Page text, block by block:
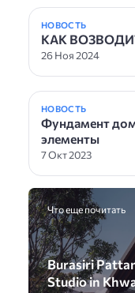
НОВОСТЬ
КАК
26 Ноя 2024
НОВОСТЬ
Фундамент
элементы
7 Окт 2023
Что еще почитать
Burasiri
Studio in